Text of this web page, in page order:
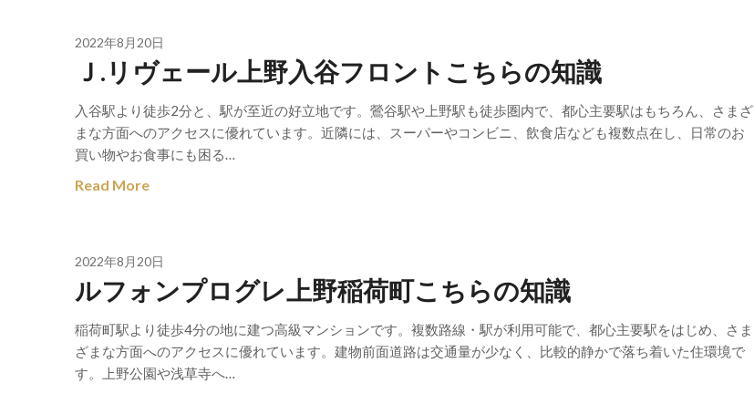
2022年8月20日
Ｊ.リヴェール上野入谷フロントこちらの知識
入谷駅より徒歩2分と、駅が至近の好立地です。鶯谷駅や上野駅も徒歩圏内で、都心主要駅はもちろん、さまざ
まな方面へのアクセスに優れています。近隣には、スーパーやコンビニ、飲食店なども複数点在し、日常のお
買い物やお食事にも困る…
Read More
2022年8月20日
ルフォンプログレ上野稲荷町こちらの知識
稲荷町駅より徒歩4分の地に建つ高級マンションです。複数路線・駅が利用可能で、都心主要駅をはじめ、さま
ざまな方面へのアクセスに優れています。建物前面道路は交通量が少なく、比較的静かで落ち着いた住環境で
す。上野公園や浅草寺へ…